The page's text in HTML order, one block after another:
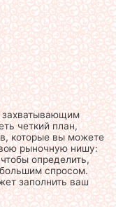
четкий план,
которые вы можете
рыночную нишу:
определить,
спросом.
заполнить ваш